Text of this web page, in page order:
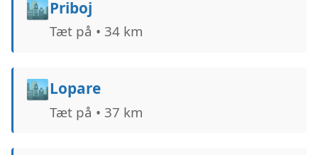
🏙️Priboj
Tæt på • 34 km
🏙️Lopare
Tæt på • 37 km